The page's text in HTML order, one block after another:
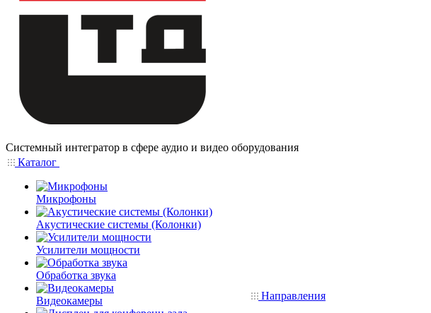
Системный интегратор в сфере аудио и видео оборудования
Каталог
Микрофоны
Акустические системы (Колонки)
Усилители мощности
Обработка звука
Видеокамеры
Направления